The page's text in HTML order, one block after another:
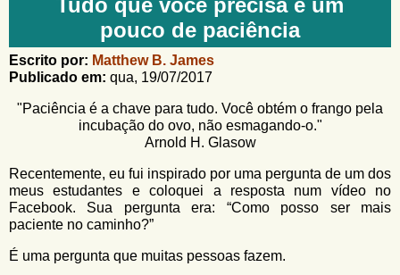
e
n
u
m
r
i
o
d
i
s
a
l
f
i
n
h
o
Tudo que você precisa é um
pouco de paciência
Escrito por: Matthew B. James
Publicado em: qua, 19/07/2017
"Paciência é a chave para tudo. Você obtém o frango pela
incubação do ovo, não esmagando-o."
Arnold H. Glasow
Recentemente, eu fui inspirado por uma pergunta de um dos
meus estudantes e coloquei a resposta num vídeo no
Facebook. Sua pergunta era: “Como posso ser mais
paciente no caminho?”
É uma pergunta que muitas pessoas fazem.